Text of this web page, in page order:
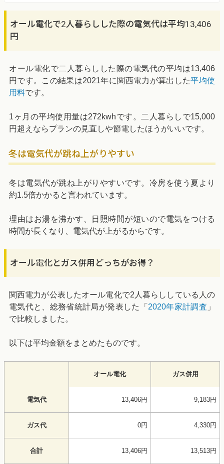
オール電化で2人暮らしした際の電気代は平均13,406
円
オール電化で二人暮らしした際の電気代の平均は13,406
円です。この結果は2021年に関西電力が算出した平均使
用料です。
1ヶ月の平均使用量は272kwhです。二人暮らしで15,000
円超えならプランの見直しや節電したほうがいいです。
冬は電気代が跳ね上がりやすい
冬は電気代が跳ね上がりやすいです。冷房を使う夏より
約1.5倍かかると言われています。
理由はお湯を沸かす、日照時間が短いので電気をつける
時間が長くなり、電気代が上がるからです。
オール電化とガス併用どっちがお得？
関西電力が公表したオール電化で2人暮らししている人の
電気代と、総務省統計局が発表した「 2020年家計調査 」
で比較しました。
以下は平均金額をまとめたものです。
オール電化 ガス併用
電気代 13,406円 9,183円
ガス代 0円 4,330円
合計 13,406円 13,513円